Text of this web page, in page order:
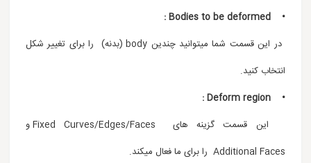
• Bodies to be deformed :
در این قسمت شما میتوانید چندین body (بدنه) را برای تغییر شکل
انتخاب کنید.
• Deform region :
این قسمت گزینه های Fixed Curves/Edges/Faces و
Additional Faces را برای ما فعال میکند.